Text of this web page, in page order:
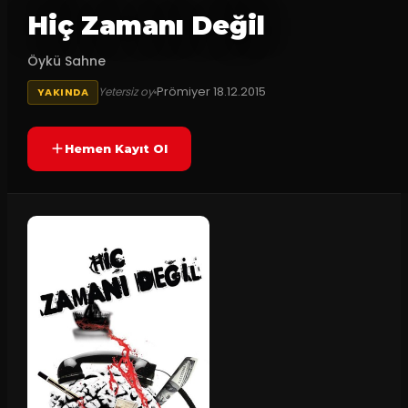
Hiç Zamanı Değil
Öykü Sahne
YAKINDA Yetersiz oyPrömiyer18.12.2015
Hemen Kayıt Ol